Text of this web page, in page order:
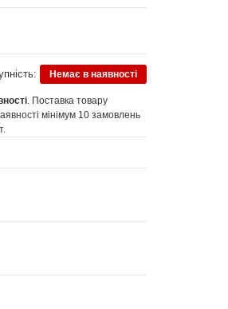
Немає в наявності
. Поставка товару
мінімум 10 замовлень